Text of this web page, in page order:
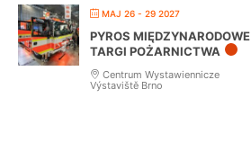
MAJ 26 - 29 2027
PYROS MIĘDZYNARODOWE
TARGI POŻARNICTWA
Centrum Wystawiennicze
Výstaviště Brno